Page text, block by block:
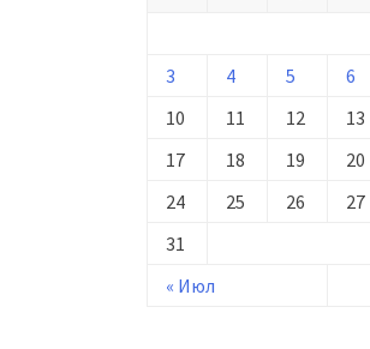
« Июл
3
4 5 6
10
11 12 13
17
18 19 20
24
25 26 27
31